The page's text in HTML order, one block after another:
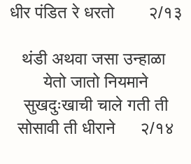
धीर पंडित रे धरतो २/१३
थंडी अथवा जसा उन्हाळा
येतो जातो नियमाने
सुखदुःखाची चाले गती ती
सोसावी ती धीराने २/१४